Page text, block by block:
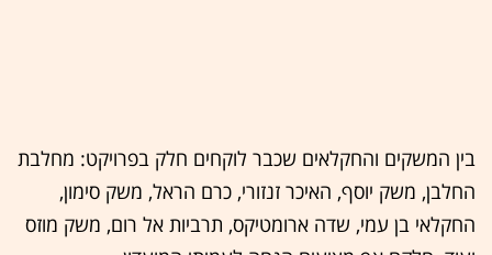
בין המשקים והחקלאים שכבר לוקחים חלק בפרויקט: מחלבת
החלבן, משק יוסף, האיכר זנזורי, כרם הראל, משק סימון,
החקלאי בן עמי, שדה ארומטיקס, תרביות אל רום, משק מוזס